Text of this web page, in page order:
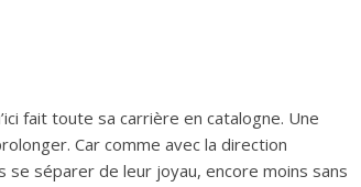
fait toute sa carrière en catalogne. Une
Car comme avec la direction
séparer de leur joyau, encore moins sans